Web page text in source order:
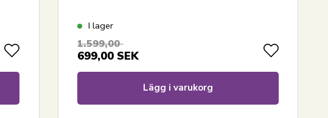
I lager
1.599,00
699,00 SEK
Lägg i varukorg